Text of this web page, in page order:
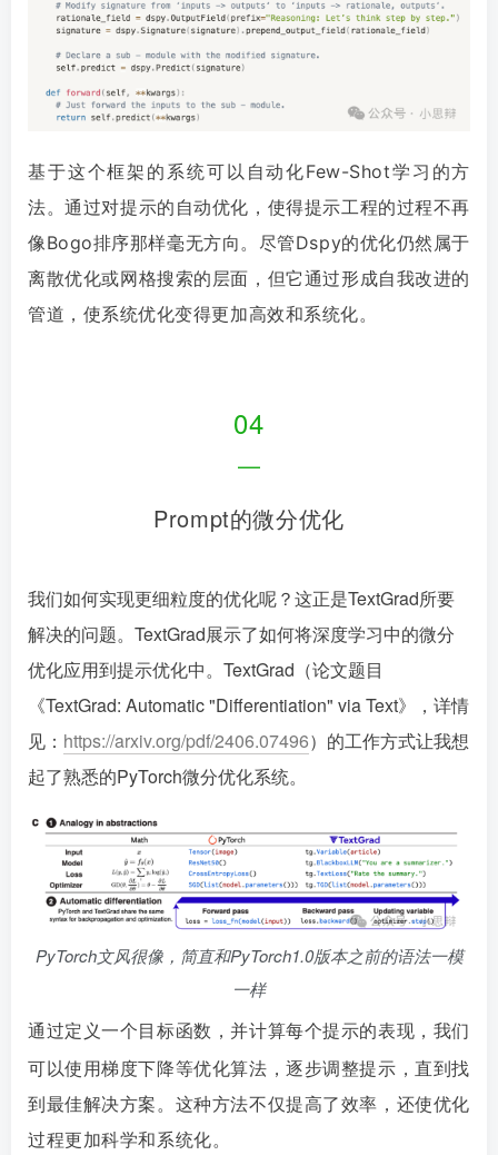
基于这个框架的系统可以自动化Few-Shot学习的方
法。通过对提示的自动优化，使得提示工程的过程不再
像Bogo排序那样毫无方向。 尽管Dspy的优化仍然属于
离散优化或网格搜索的层面，但它通过形成自我改进的
管道，使系统优化变得更加高效和系统化。
04
—
Prompt的微分优化
我们如何实现更细粒度的优化呢？这正是TextGrad所要
解决的问题。TextGrad展示了如何将深度学习中的微分
优化应用到提示优化中。TextGrad（论文题目
《TextGrad: Automatic "Differentiation" via Text》，详情
见： https://arxiv.org/pdf/2406.07496）的工作方式让我想
起了熟悉的PyTorch微分优化系统。
PyTorch文风很像，简直和PyTorch1.0版本之前的语法一模
一样
通过定义一个目标函数，并计算每个提示的表现，我们
可以使用梯度下降等优化算法，逐步调整提示，直到找
到最佳解决方案。这种方法不仅提高了效率，还使优化
过程更加科学和系统化。